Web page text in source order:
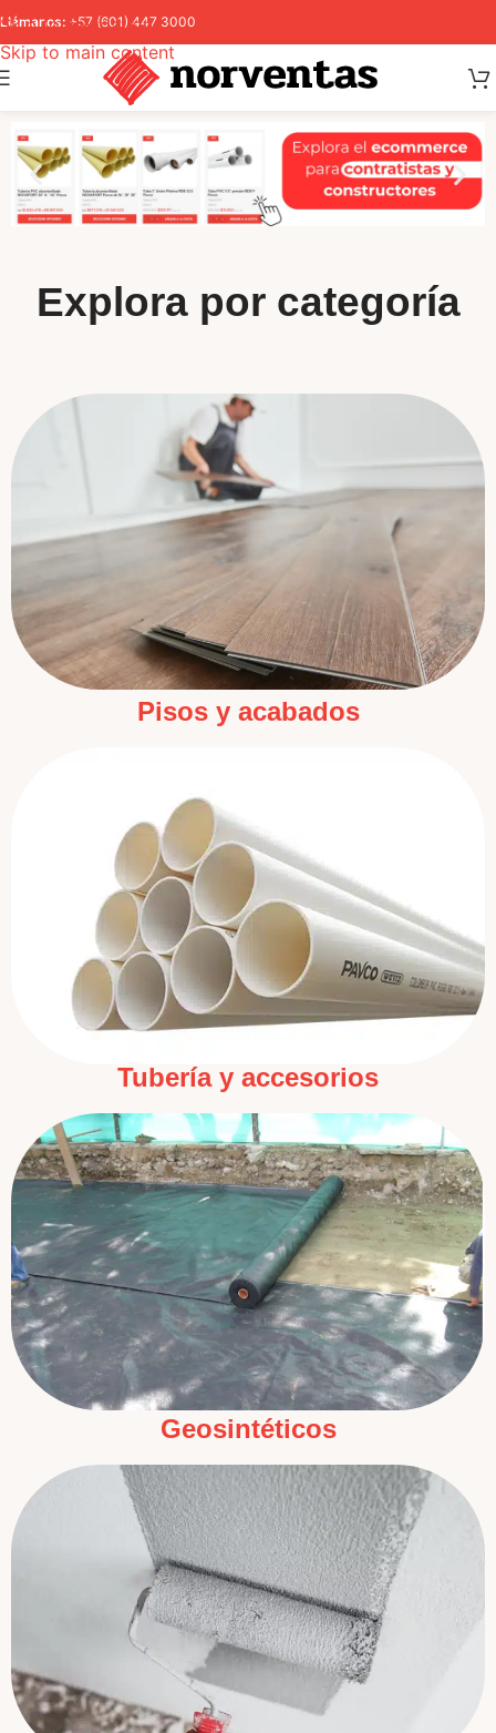
Skip to navigation
Skip to main content
Llámanos: +57 (601) 447 3000
Explora por categoría
Pisos y acabados
Tubería y accesorios
Geosintéticos